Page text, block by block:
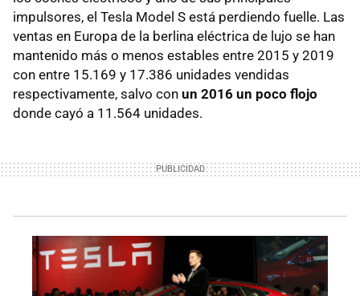
impulsores, el Tesla Model S está perdiendo fuelle. Las
ventas en Europa de la berlina eléctrica de lujo se han
mantenido más o menos estables entre 2015 y 2019
con entre 15.169 y 17.386 unidades vendidas
respectivamente, salvo con un 2016 un poco flojo
donde cayó a 11.564 unidades.